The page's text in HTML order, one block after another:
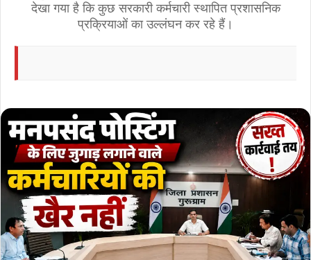
देखा गया है कि कुछ सरकारी कर्मचारी स्थापित प्रशासनिक
प्रक्रियाओं का उल्लंघन कर रहे हैं।